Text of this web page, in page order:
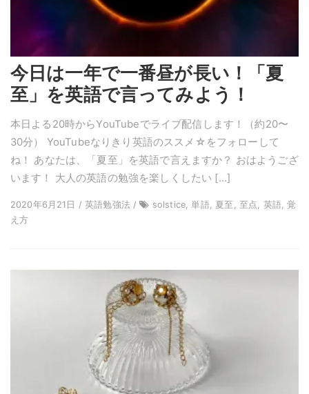
今日は一年で一番昼が長い！「夏
至」を英語で言ってみよう！
本日よる20時からYouTubeでライブ配信します！（約20〜
30分） YouTubeなりきり英語のススメ☆をフォローして
ね！ あなたは、「夏至」を英語で言えますか？ おはようござ
います！ 大人の英語の勉強を楽しくしたい […]
2020年6月21日 / 英語勉強法 /
solstice, 単語, 夏至, 至点, 英語, 覚
え方